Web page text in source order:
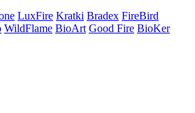
LuxFire Kratki Bradex FireBird
WildFlame BioArt Good Fire BioKer